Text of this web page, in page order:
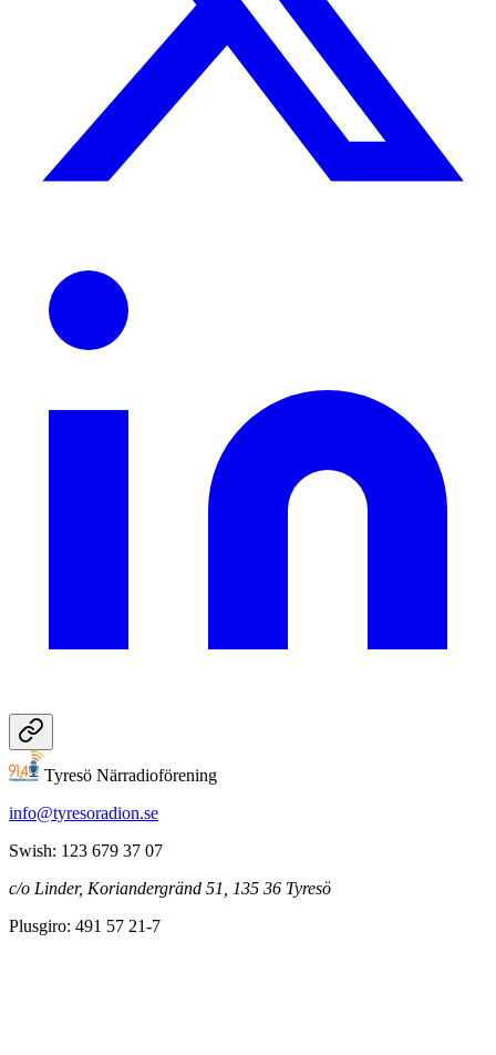
Tyresö Närradioförening
info@tyresoradion.se
Swish: 123 679 37 07
c/o Linder, Koriandergränd 51, 135 36 Tyresö
Plusgiro: 491 57 21-7